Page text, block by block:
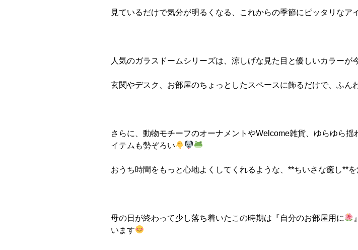
見ているだけで気分が明るくなる、これからの季節にピッタリなア
人気のガラスドームシリーズは、涼しげな見た目と優しいカラーが
玄関やデスク、お部屋のちょっとしたスペースに飾るだけで、ふん
さらに、動物モチーフのオーナメントやWelcome雑貨、ゆらゆら
イテムも勢ぞろい
おうち時間をもっと心地よくしてくれるような、**ちいさな癒し**を
母の日が終わって少し落ち着いたこの時期は『自分のお部屋用に
います